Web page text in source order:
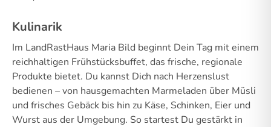
Kulinarik
Im LandRastHaus Maria Bild beginnt Dein Tag mit einem
reichhaltigen Frühstücksbuffet, das frische, regionale
Produkte bietet. Du kannst Dich nach Herzenslust
bedienen – von hausgemachten Marmeladen über Müsli
und frisches Gebäck bis hin zu Käse, Schinken, Eier und
Wurst aus der Umgebung. So startest Du gestärkt in